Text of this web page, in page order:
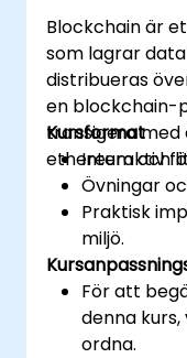
Blockchain är
som lagrar
distribueras
en blockchain-
transigera med
ethereum och
Kursformat
Interaktiv
Övningar
Praktisk
miljö.
För att
denna
ordna.